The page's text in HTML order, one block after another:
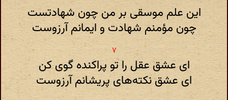
این علم موسقی بر من چون شهادتست
چون مؤمنم شهادت و ایمانم آرزوست
ای عشق عقل را تو پراکنده گوی کن
ای عشق نکته‌های پریشانم آرزوست